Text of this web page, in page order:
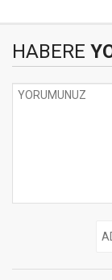
HABERE